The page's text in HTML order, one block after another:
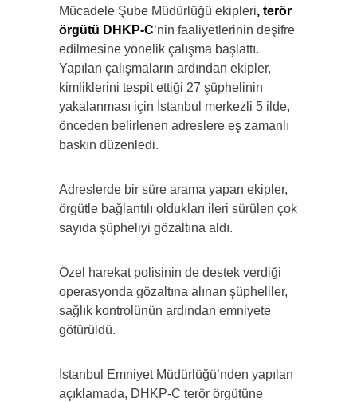
Mücadele Şube Müdürlüğü ekipleri, terör
örgütü DHKP-C‘nin faaliyetlerinin deşifre
edilmesine yönelik çalışma başlattı.
Yapılan çalışmaların ardından ekipler,
kimliklerini tespit ettiği 27 şüphelinin
yakalanması için İstanbul merkezli 5 ilde,
önceden belirlenen adreslere eş zamanlı
baskın düzenledi.
Adreslerde bir süre arama yapan ekipler,
örgütle bağlantılı oldukları ileri sürülen çok
sayıda şüpheliyi gözaltına aldı.
Özel harekat polisinin de destek verdiği
operasyonda gözaltına alınan şüpheliler,
sağlık kontrolünün ardından emniyete
götürüldü.
İstanbul Emniyet Müdürlüğü’nden yapılan
açıklamada, DHKP-C terör örgütüne